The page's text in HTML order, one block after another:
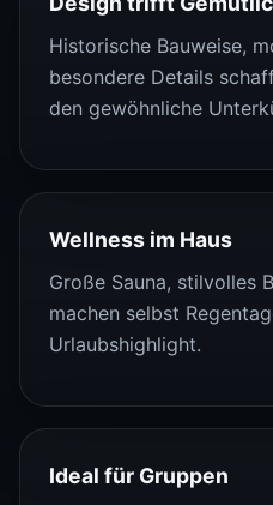
Historische Bauweise,
besondere Details
den gewöhnliche
Wellness im Haus
Große Sauna, stilvolles
machen selbst
Urlaubshighlight.
Ideal für Gruppen